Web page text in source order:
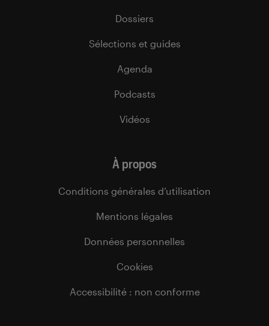
Dossiers
Sélections et guides
Agenda
Podcasts
Vidéos
À propos
Conditions générales d’utilisation
Mentions légales
Données personnelles
Cookies
Accessibilité : non conforme